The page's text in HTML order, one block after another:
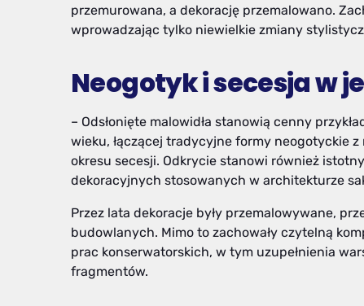
przemurowana, a dekorację przemalowano.
wprowadzając tylko niewielkie zmiany
Neogotyk i secesja w
– Odsłonięte malowidła stanowią cenny
wieku, łączącej tradycyjne formy neogotyckie
okresu secesji. Odkrycie stanowi również
dekoracyjnych stosowanych w architekturze
Przez lata dekoracje były przemalowywane,
budowlanych. Mimo to zachowały czytelną
prac konserwatorskich, w tym uzupełnienia
fragmentów.